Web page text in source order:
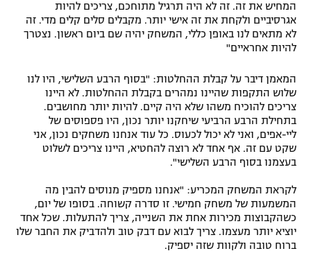
המחיש את זה. זה לא היה תרגיל מתוחכם, צריכים להיות
אגרסיביים ולקחת את זה אישי יותר. מקבלים סלים קלים מדי. זה
לא מתאים לנו באופן כללי, המשחק יהיה שם ביום ראשון. נצטרך
להיות אחראיים"
המאמן דיבר על קבלת ההחלטות: "בסוף הרבע השלישי, היו לנו
שלוש התקפות שהיינו נמהרים בקבלת ההחלטות. לא היינו
צריכים להוכיח משהו שלא היה קיים. להיות יותר מחושבים.
בתחילת הרבע הרביעי שיחקנו יותר נכון, היו פספוסים של
ליי-אפים, ואני לא יכול לכעוס. כל עוד אנחנו משחקים נכון, אני
שקט עם זה. אף אחד לא רוצה להחטיא, היינו צריכים לשלוט
בעצמנו בסוף הרבע השלישי".
לקראת המשחק המכריע: "אנחנו מספיק מנוסים להבין מה
המשמעות של משחק חמישי. זו סדרה קשוחה. בסופו של יום,
כשהקבוצות מכירות אחת את השנייה, צריך להתעלות. שכל אחד
יוציא יותר מעצמו. צריך לבוא עם דבק טוב ולהדביק את החבר שלו
ברוח טובה ולקוות שזה יספיק.